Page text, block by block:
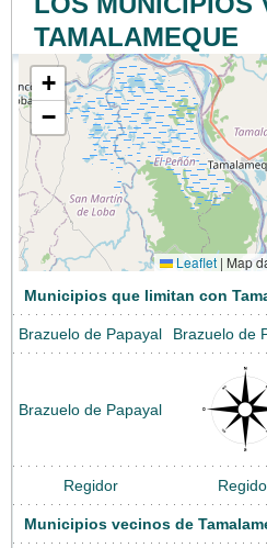
TAMALAMEQUE
+
−
Leaflet | Map
Municipios que limitan con
Brazuelo de Papayal Brazuelo de
Brazuelo de Papayal
Regidor
Municipios vecinos de